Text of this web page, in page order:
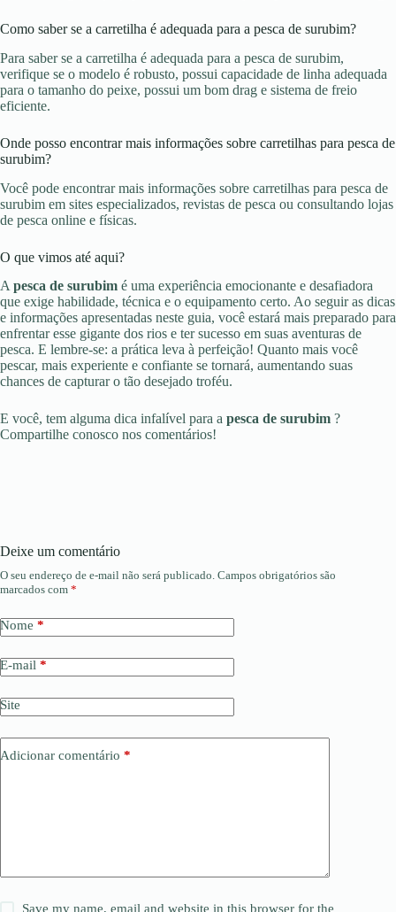
Como saber se a carretilha é adequada para a pesca de surubim?
Para saber se a carretilha é adequada para a pesca de surubim,
verifique se o modelo é robusto, possui capacidade de linha adequada
para o tamanho do peixe, possui um bom drag e sistema de freio
eficiente.
Onde posso encontrar mais informações sobre carretilhas para pesca de
surubim?
Você pode encontrar mais informações sobre carretilhas para pesca de
surubim em sites especializados, revistas de pesca ou consultando lojas
de pesca online e físicas.
O que vimos até aqui?
A pesca de surubim é uma experiência emocionante e desafiadora
que exige habilidade, técnica e o equipamento certo. Ao seguir as dicas
e informações apresentadas neste guia, você estará mais preparado para
enfrentar esse gigante dos rios e ter sucesso em suas aventuras de
pesca. E lembre-se: a prática leva à perfeição! Quanto mais você
pescar, mais experiente e confiante se tornará, aumentando suas
chances de capturar o tão desejado troféu.
E você, tem alguma dica infalível para a pesca de surubim ?
Compartilhe conosco nos comentários!
Deixe um comentário
O seu endereço de e-mail não será publicado. Campos obrigatórios são
marcados com *
Nome *
E-mail *
Site
Adicionar comentário *
Save my name, email and website in this browser for the